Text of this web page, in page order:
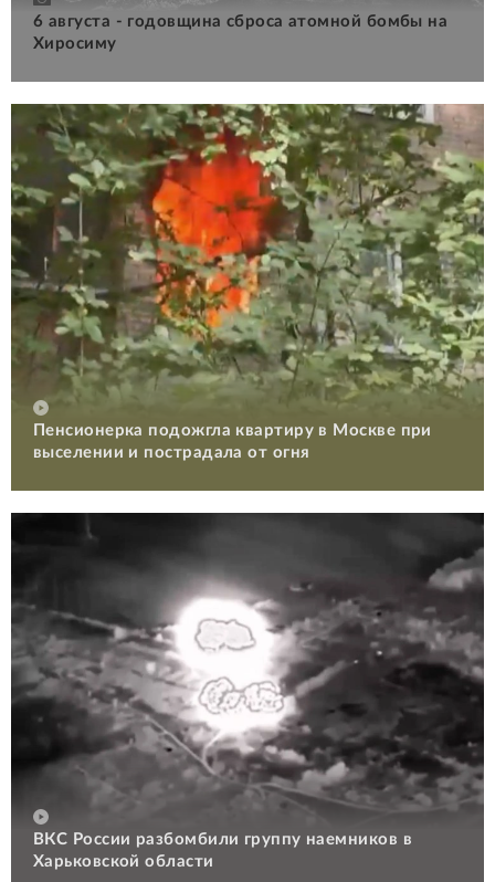
6 августа - годовщина сброса атомной бомбы на
Хиросиму
Пенсионерка подожгла квартиру в Москве при
выселении и пострадала от огня
ВКС России разбомбили группу наемников в
Харьковской области